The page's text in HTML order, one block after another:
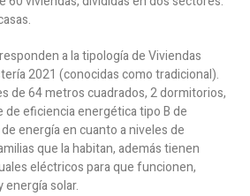
a la tipología de Viviendas
2021 (conocidas como tradicional).
de 64 metros cuadrados, 2 dormitorios,
eficiencia energética tipo B de
energía en cuanto a niveles de
que la habitan, además tienen
eléctricos para que funcionen,
energía solar.